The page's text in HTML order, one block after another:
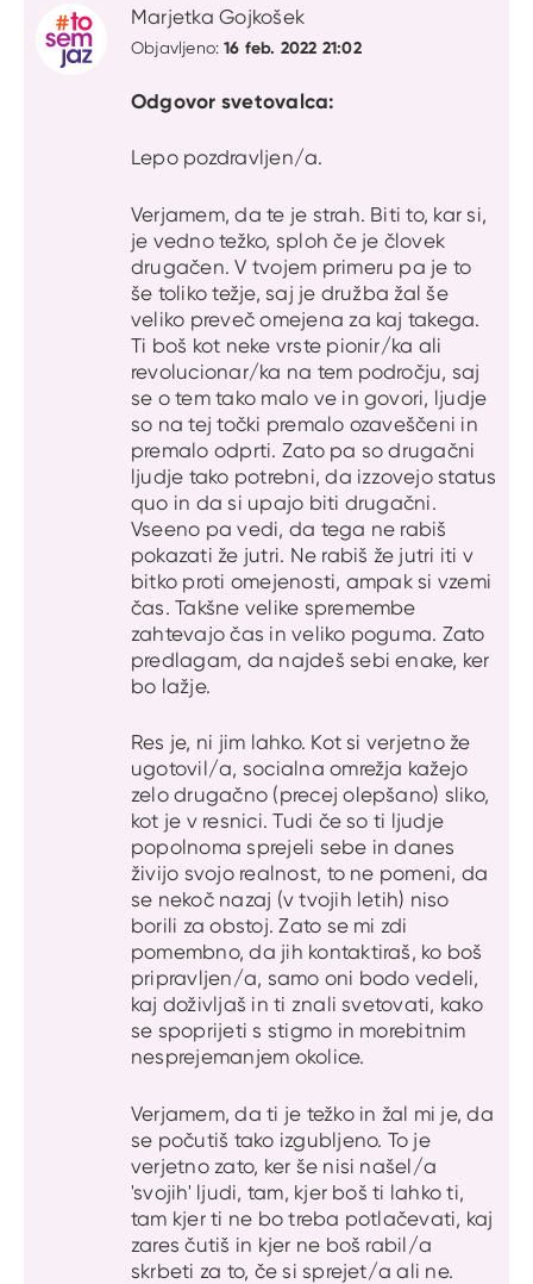
Marjetka Gojkošek
Objavljeno:16 feb. 2022 21:02
Odgovor svetovalca:
Lepo pozdravljen/a.
Verjamem, da te je strah. Biti to, kar si,
je vedno težko, sploh če je človek
drugačen. V tvojem primeru pa je to
še toliko težje, saj je družba žal še
veliko preveč omejena za kaj takega.
Ti boš kot neke vrste pionir/ka ali
revolucionar/ka na tem področju, saj
se o tem tako malo ve in govori, ljudje
so na tej točki premalo ozaveščeni in
premalo odprti. Zato pa so drugačni
ljudje tako potrebni, da izzovejo status
quo in da si upajo biti drugačni.
Vseeno pa vedi, da tega ne rabiš
pokazati že jutri. Ne rabiš že jutri iti v
bitko proti omejenosti, ampak si vzemi
čas. Takšne velike spremembe
zahtevajo čas in veliko poguma. Zato
predlagam, da najdeš sebi enake, ker
bo lažje.
Res je, ni jim lahko. Kot si verjetno že
ugotovil/a, socialna omrežja kažejo
zelo drugačno (precej olepšano) sliko,
kot je v resnici. Tudi če so ti ljudje
popolnoma sprejeli sebe in danes
živijo svojo realnost, to ne pomeni, da
se nekoč nazaj (v tvojih letih) niso
borili za obstoj. Zato se mi zdi
pomembno, da jih kontaktiraš, ko boš
pripravljen/a, samo oni bodo vedeli,
kaj doživljaš in ti znali svetovati, kako
se spoprijeti s stigmo in morebitnim
nesprejemanjem okolice.
Verjamem, da ti je težko in žal mi je, da
se počutiš tako izgubljeno. To je
verjetno zato, ker še nisi našel/a
'svojih' ljudi, tam, kjer boš ti lahko ti,
tam kjer ti ne bo treba potlačevati, kaj
zares čutiš in kjer ne boš rabil/a
skrbeti za to, če si sprejet/a ali ne.